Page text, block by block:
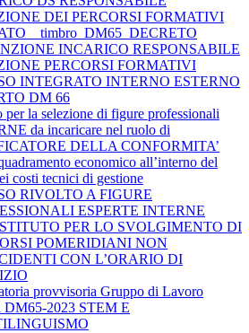
DEI PERCORSI FORMATIVI
INCARICO RESPONSABILE
PERCORSI FORMATIVI
INTEGRATO INTERNO ESTERNO
DM 66
per la selezione di figure professionali
da incaricare nel ruolo di
DELLA CONFORMITA’
economico all’interno del
costi tecnici di gestione
RIVOLTO A FIGURE
ESPERTE INTERNE
PER LO SVOLGIMENTO DI
POMERIDIANI NON
CON L’ORARIO DI
provvisoria Gruppo di Lavoro
DM65-2023 STEM E